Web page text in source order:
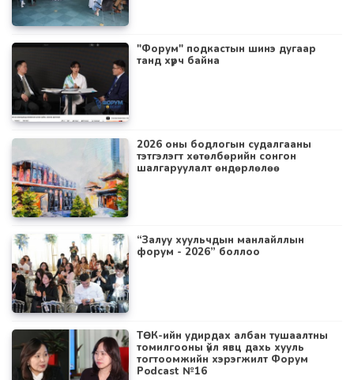
"Форум" подкастын шинэ дугаар
танд хүрч байна
2026 оны бодлогын судалгааны
тэтгэлэгт хөтөлбөрийн сонгон
шалгаруулалт өндөрлөлөө
“Залуу хуульчдын манлайллын
форум - 2026” боллоо
ТӨК-ийн удирдах албан тушаалтны
томилгооны үйл явц дахь хууль
тогтоомжийн хэрэгжилт Форум
Podcast №16